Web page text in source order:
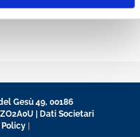
Gesù 49, 00186
|
Dati Societari
Policy